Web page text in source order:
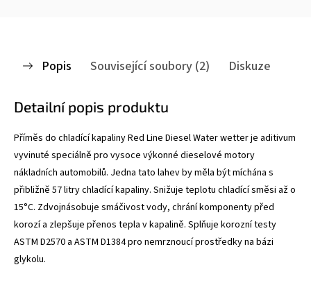
Popis Související soubory (2) Diskuze
Detailní popis produktu
Příměs do chladící kapaliny Red Line Diesel Water wetter je aditivum
vyvinuté speciálně pro vysoce výkonné dieselové motory
nákladních automobilů. Jedna tato lahev by měla být míchána s
přibližně 57 litry chladící kapaliny. Snižuje teplotu chladící směsi až o
15°C. Zdvojnásobuje smáčivost vody, chrání komponenty před
korozí a zlepšuje přenos tepla v kapalině. Splňuje korozní testy
ASTM D2570 a ASTM D1384 pro nemrznoucí prostředky na bázi
glykolu.